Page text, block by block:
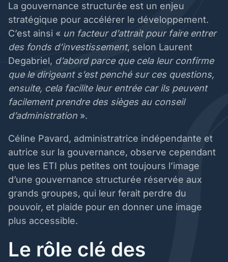
La gouvernance structurée est un enjeu
stratégique pour accélérer le développement.
C’est ainsi « un facteur d’attrait pour faire entrer
des fonds d’investissement, selon Laurent
Degabriel, d’abord parce que cela leur confirme
que le dirigeant s’est penché sur ces questions,
ensuite, cela facilite leur entrée car ils peuvent
facilement prendre des sièges au conseil
d’administration ».
Céline Pavard, administratrice indépendante et
autrice sur la gouvernance, observe cependant
que les ETI plus petites ont toujours l’image
d’une gouvernance structurée réservée aux
grands groupes, qui leur ferait perdre du
pouvoir, et plaide pour en donner une image
plus accessible.
Le rôle clé des